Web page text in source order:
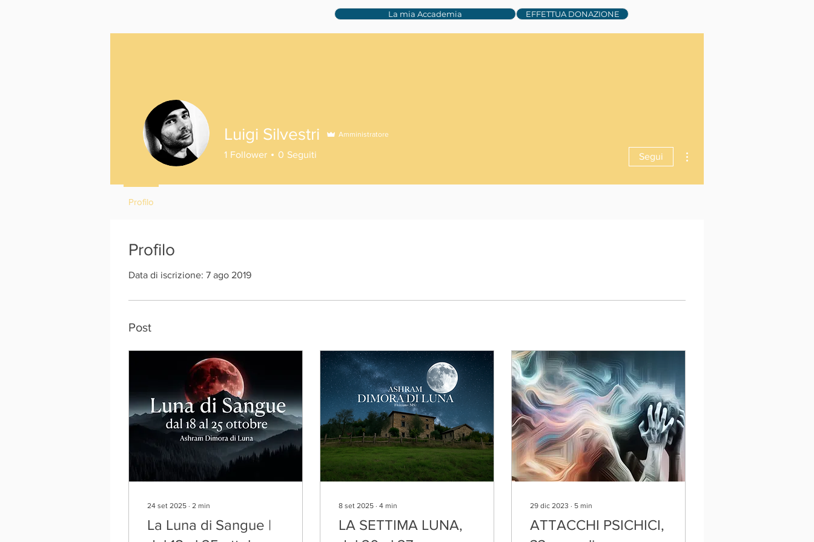
La mia Accademia EFFETTUA DONAZIONE
Profilo
Data di iscrizione: 7 ago 2019
Post
24 set 2025 ∙ 2 min
La Luna di Sangue |
8 set 2025 ∙ 4 min
LA SETTIMA LUNA,
29 dic 2023 ∙ 5 min
ATTACCHI PSICHICI,
Luigi Silvestri Amministratore
1 Follower 0 Seguiti Segui
Profilo